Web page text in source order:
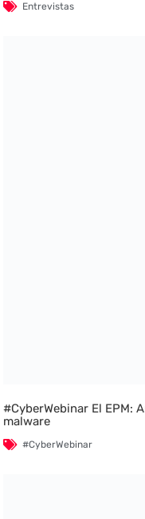
Entrevistas
#CyberWebinar El EPM:
malware
#CyberWebinar